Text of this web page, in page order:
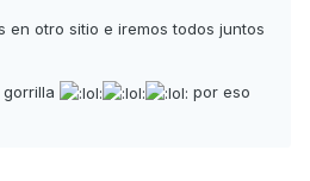
en otro sitio e iremos todos juntos
gorrilla
por eso